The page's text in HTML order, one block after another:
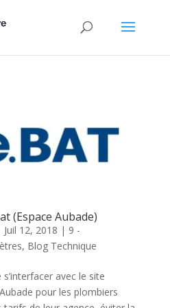
(Espace Aubade)
Juil 12, 2018 | 9 -
, Blog Technique
avec le site
pour les plombiers